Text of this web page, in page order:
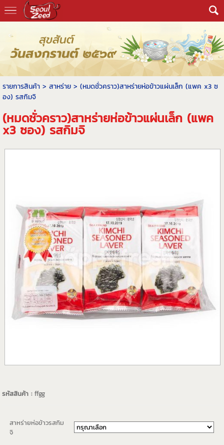
รายการสินค้า> สาหร่าย> (หมดชั่วคราว)สาหร่ายห่อข้าวแผ่นเล็ก (แพค x3 ซ
อง) รสกิมจิ
(หมดชั่วคราว)สาหร่ายห่อข้าวแผ่นเล็ก (แพค
x3 ซอง) รสกิมจิ
รหัสสินค้า :ffgg
สาหร่ายห่อข้าวรสกิม
จิ